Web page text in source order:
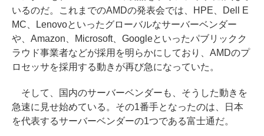
いるのだ。これまでのAMDの発表会では、HPE、Dell E
MC、Lenovoといったグローバルなサーバーベンダー
や、Amazon、Microsoft、Googleといったパブリックク
ラウド事業者などが採用を明らかにしており、AMDのプ
ロセッサを採用する動きが再び急になっていた。
そして、国内のサーバーベンダーも、そうした動きを
急速に見せ始めている。その1番手となったのは、日本
を代表するサーバーベンダーの1つである富士通だ。